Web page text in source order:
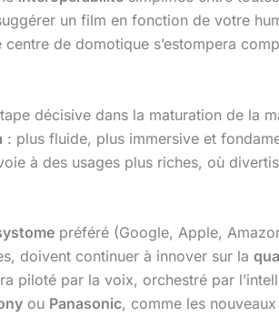
un film en fonction de votre
centre de domotique s’estompera
décisive dans la maturation de la
: plus fluide, plus immersive et
à des usages plus riches, où
préféré (Google, Apple,
doivent continuer à innover sur la
piloté par la voix, orchestré par
ou Panasonic, comme les